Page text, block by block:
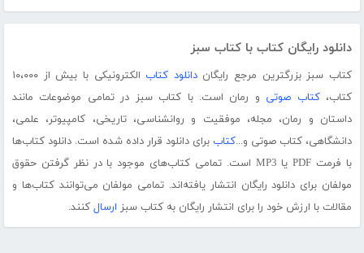
دانلود رایگان کتاب با کتاب سبز
کتاب سبز بزرگترین مرجع رایگاندانلود کتاب
الکترونیکی با بیش از ۱۰،۰۰۰
کتاب،کتاب صوتی و رمان است. با کتاب سبز در تمامی موضوعات مانند
داستان و رمان، مجله، موفقیت و روانشناسی، تاریخی، کامپیوتر، علمی،
دانشگاهی، کتاب صوتی و...کتاب برای دانلود قرار داده شده است. دانلود کتاب‌ها
با فرمت PDF یا MP3 است. تمامی کتاب‌های موجود با در نظر گرفتن حقوق
مولفان برای دانلود رایگان انتشار یافته‌اند. تمامی مولفان می‌توانند کتاب‌ها و
مقالات با ارزش خود را برای انتشار رایگان به کتاب سبز ارسال کنند.